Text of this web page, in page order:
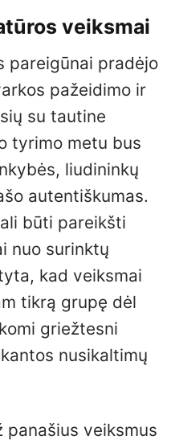
veiksmai
pareigūnai pradėjo
pažeidimo ir
su tautine
tyrimo metu bus
liudininkų
autentiškumas.
būti pareikšti
nuo surinktų
kad veiksmai
tikrą grupę dėl
griežtesni
nusikaltimų
panašius veiksmus